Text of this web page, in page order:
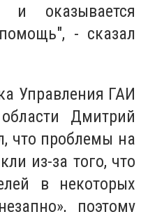
и оказывается
- сказал
Управления ГАИ
Дмитрий
что проблемы на
из-за того, что
в некоторых
поэтому